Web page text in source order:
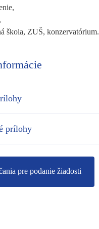
škola, ZUŠ, konzervatórium.
prílohy
pre podanie žiadosti